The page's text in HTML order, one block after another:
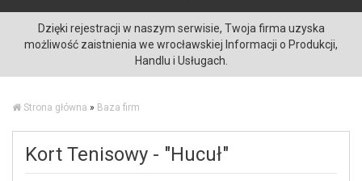
Dzięki rejestracji w naszym serwisie, Twoja firma uzyska
możliwość zaistnienia we wrocławskiej Informacji o Produkcji,
Handlu i Usługach.
Strona główna » Baza firm
Kort Tenisowy - "Hucuł"